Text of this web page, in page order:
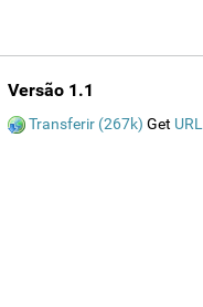
Versão 1.1
Transferir (267k) Get URL